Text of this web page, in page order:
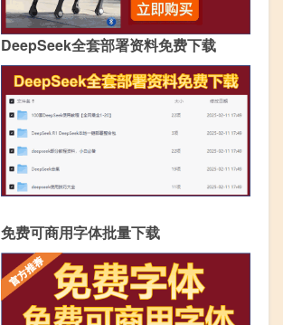
DeepSeek全套部署资料免费下载
免费可商用字体批量下载